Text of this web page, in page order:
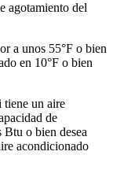
agotamiento del
a unos 55°F o bien
en 10°F o bien
tiene un aire
de
o bien desea
acondicionado